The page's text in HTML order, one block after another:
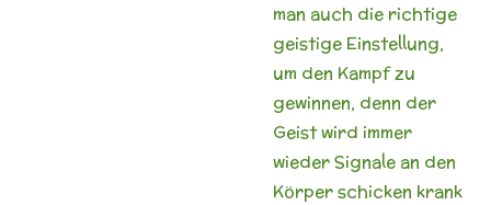
man auch die richtige
geistige Einstellung,
um den Kampf zu
gewinnen, denn der
Geist wird immer
wieder Signale an den
Körper schicken krank